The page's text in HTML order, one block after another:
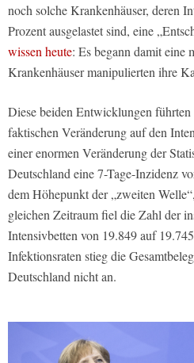
noch solche Krankenhäuser, deren
Prozent ausgelastet sind, eine
wissen heute: Es begann damit eine
Krankenhäuser manipulierten ihre
Diese beiden Entwicklungen
faktischen Veränderung auf den
einer enormen Veränderung der
Deutschland eine 7-Tage-Inzidenz
dem Höhepunkt der „zweiten
gleichen Zeitraum fiel die Zahl der
Intensivbetten von 19.849 auf
Infektionsraten stieg die
Deutschland nicht an.